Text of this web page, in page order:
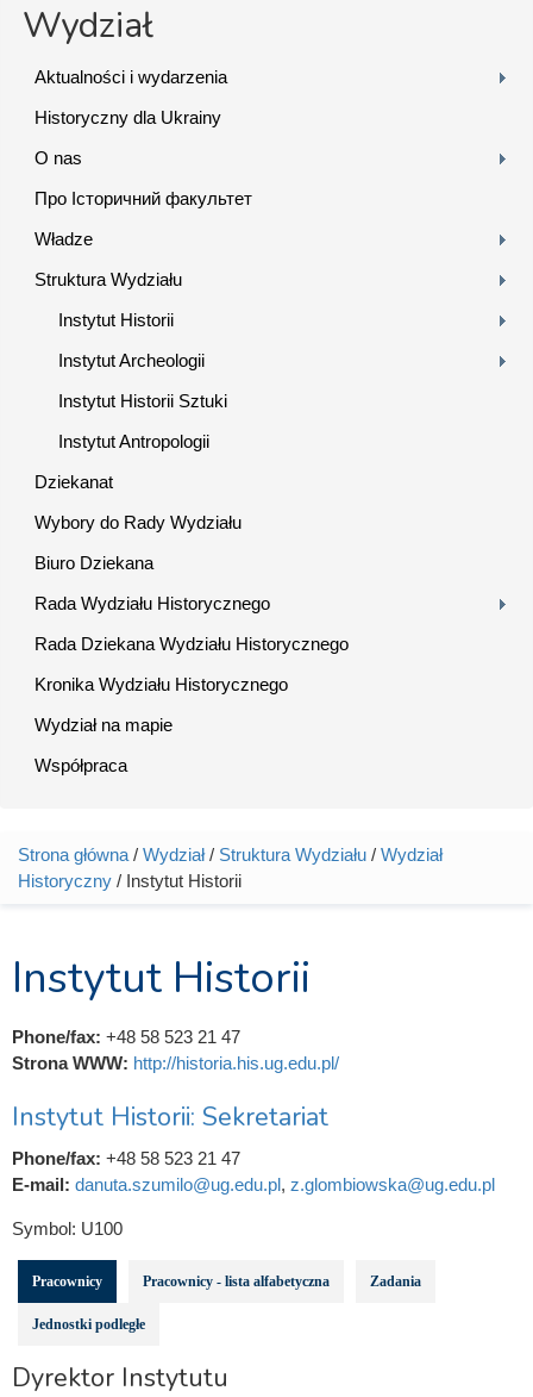
Wydział
Aktualności i wydarzenia
Historyczny dla Ukrainy
O nas
Про Історичний факультет
Władze
Struktura Wydziału
Instytut Historii
Instytut Archeologii
Instytut Historii Sztuki
Instytut Antropologii
Dziekanat
Wybory do Rady Wydziału
Biuro Dziekana
Rada Wydziału Historycznego
Rada Dziekana Wydziału Historycznego
Kronika Wydziału Historycznego
Wydział na mapie
Współpraca
Jesteś tutaj
Strona główna / Wydział/ Struktura Wydziału / Wydział
Historyczny / Instytut Historii
Instytut Historii
Phone/fax: +48 58 523 21 47
Strona WWW: http://historia.his.ug.edu.pl/
Instytut Historii: Sekretariat
Phone/fax: +48 58 523 21 47
E-mail: danuta.szumilo@ug.edu.pl, z.glombiowska@ug.edu.pl
Symbol: U100
Pracownicy Pracownicy - lista alfabetyczna Zadania
Jednostki podległe
Dyrektor Instytutu